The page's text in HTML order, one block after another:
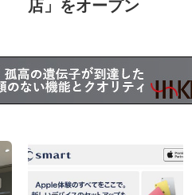
店」をオープン